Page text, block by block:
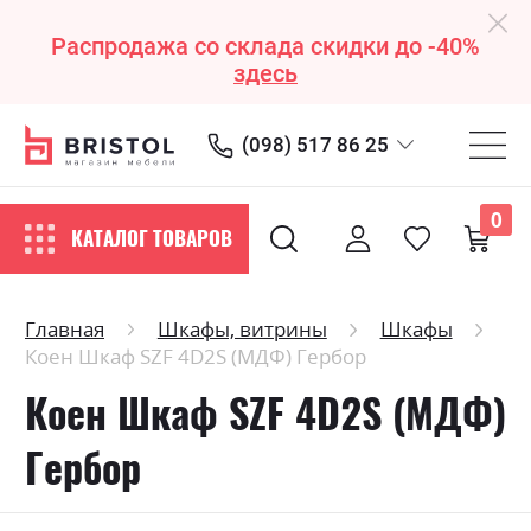
Распродажа со склада скидки до -40%
здесь
(098) 517 86 25
КАТАЛОГ ТОВАРОВ
0
Главная Шкафы, витрины
Шкафы
Коен Шкаф SZF 4D2S (МДФ) Гербор
Коен Шкаф SZF 4D2S (МДФ)
Гербор